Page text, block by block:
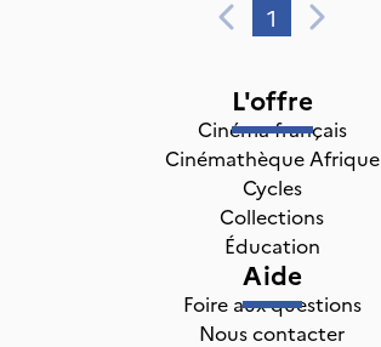
1
L'offre
Cinéma français
Cinémathèque Afrique
Cycles
Collections
Éducation
Aide
Foire aux questions
Nous contacter